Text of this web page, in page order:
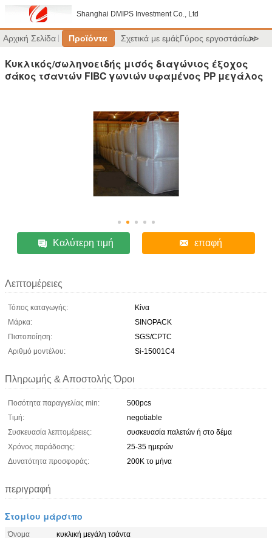
Shanghai DMIPS Investment Co., Ltd
Αρχική Σελίδα Προϊόντα Σχετικά με εμάςΓύρος εργοστασίων
>>
Κυκλικός/σωληνοειδής μισός διαγώνιος έξοχος
σάκος τσαντών FIBC γωνιών υφαμένος PP μεγάλος
Καλύτερη τιμή επαφή
Λεπτομέρειες
Τόπος καταγωγής:
Κίνα
Μάρκα:
SINOPACK
Πιστοποίηση:
SGS/CPTC
Αριθμό μοντέλου:
Si-15001C4
Πληρωμής & Αποστολής Όροι
Ποσότητα παραγγελίας min:
500pcs
Τιμή:
negotiable
Συσκευασία λεπτομέρειες:
συσκευασία παλετών ή στο δέμα
Χρόνος παράδοσης:
25-35 ημερών
Δυνατότητα προσφοράς:
200K το μήνα
περιγραφή
Στομίου μάρσιπο
Όνομα
κυκλική μεγάλη τσάντα